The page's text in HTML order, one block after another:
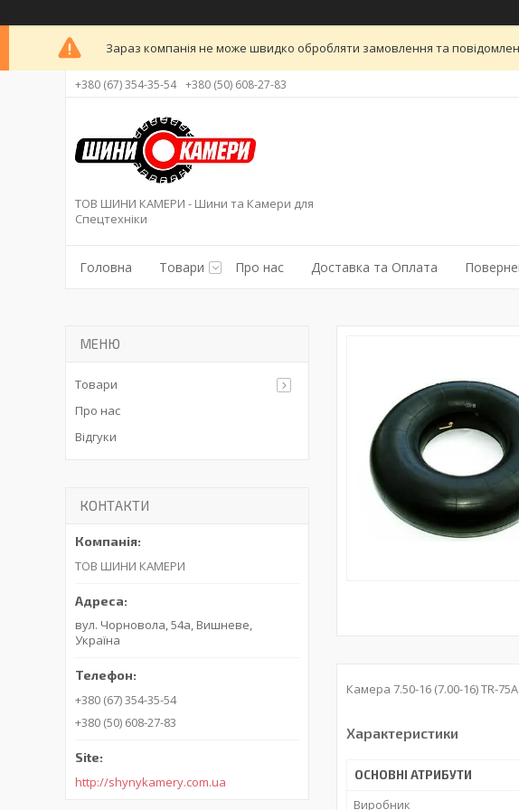
Зараз компанія не може швидко обробляти замовлення та
+380 (67) 354-35-54 +380 (50) 608-27-83
ТОВ ШИНИ КАМЕРИ - Шини та Камери для
Спецтехніки
Головна Товари Про нас Доставка та Оплата
Камера 7.50-16 (7.00-16) TR-75A
Характеристики
ОСНОВНІ АТРИБУТИ
Виробник
Товари
Про нас
Відгуки
КОНТАКТИ
ТОВ ШИНИ КАМЕРИ
вул. Чорновола, 54а, Вишневе,
Україна
+380 (67) 354-35-54
+380 (50) 608-27-83
http://shynykamery.com.ua